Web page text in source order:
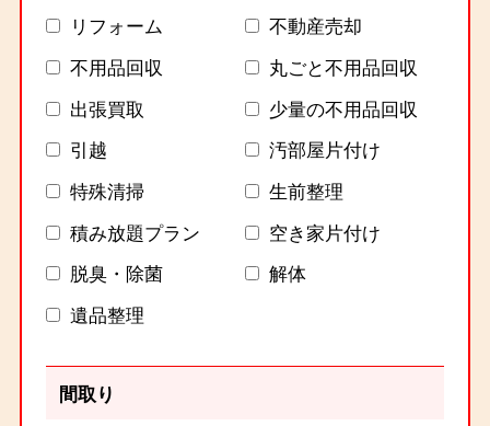
リフォーム
不動産売却
不用品回収
丸ごと不用品回収
出張買取
少量の不用品回収
引越
汚部屋片付け
特殊清掃
生前整理
積み放題プラン
空き家片付け
脱臭・除菌
解体
遺品整理
間取り